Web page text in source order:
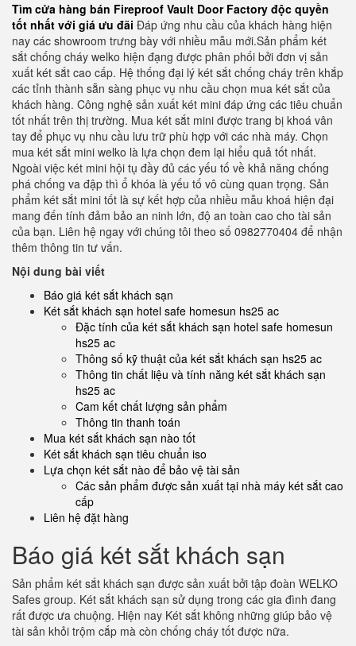
Tìm cửa hàng bán Fireproof Vault Door Factory độc quyền
tốt nhất với giá ưu đãi Đáp ứng nhu cầu của khách hàng hiện
nay các showroom trưng bày với nhiều mẫu mới.Sản phẩm két
sắt chống cháy welko hiện đạng được phân phối bởi đơn vị sản
xuất két sắt cao cấp. Hệ thống đại lý két sắt chống cháy trên khắp
các tỉnh thành sẵn sàng phục vụ nhu cầu chọn mua két sắt của
khách hàng. Công nghệ sản xuất két mini đáp ứng các tiêu chuẩn
tốt nhất trên thị trường. Mua két sắt mini được trang bị khoá vân
tay để phục vụ nhu cầu lưu trữ phù hợp với các nhà máy. Chọn
mua két sắt mini welko là lựa chọn đem lại hiểu quả tốt nhất.
Ngoài việc két mini hội tụ đầy đủ các yếu tố về khả năng chống
phá chống va đập thì ổ khóa là yếu tố vô cùng quan trọng. Sản
phẩm két sắt mini tốt là sự kết hợp của nhiều mẫu khoá hiện đại
mang đến tính đảm bảo an ninh lớn, độ an toàn cao cho tài sản
của bạn. Liên hệ ngay với chúng tôi theo số 0982770404 để nhận
thêm thông tin tư vấn.
Nội dung bài viết
Báo giá két sắt khách sạn
Két sắt khách sạn hotel safe homesun hs25 ac
Đặc tính của két sắt khách sạn hotel safe homesun
hs25 ac
Thông số kỹ thuật của két sắt khách sạn hs25 ac
Thông tin chất liệu và tính năng két sắt khách sạn
hs25 ac
Cam kết chất lượng sản phẩm
Thông tin thanh toán
Mua két sắt khách sạn nào tốt
Két sắt khách sạn tiêu chuẩn iso
Lựa chọn két sắt nào để bảo vệ tài sản
Các sản phẩm được sản xuất tại nhà máy két sắt cao
cấp
Liên hệ đặt hàng
Báo giá két sắt khách sạn
Sản phẩm két sắt khách sạn được sản xuất bởi tập đoàn WELKO
Safes group. Két sắt khách sạn sử dụng trong các gia đình đang
rất được ưa chuộng. Hiện nay Két sắt không những giúp bảo vệ
tài sản khỏi trộm cắp mà còn chống cháy tốt được nữa.